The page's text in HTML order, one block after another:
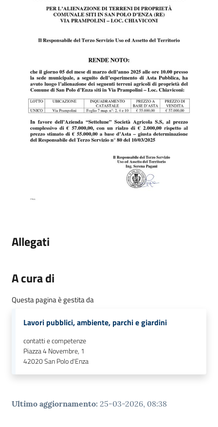
Allegati
A cura di
Questa pagina è gestita da
Lavori pubblici, ambiente, parchi e giardini
contatti e competenze
Piazza 4 Novembre, 1
42020San Polo d'Enza
Ultimo aggiornamento: 25-03-2026, 08:38